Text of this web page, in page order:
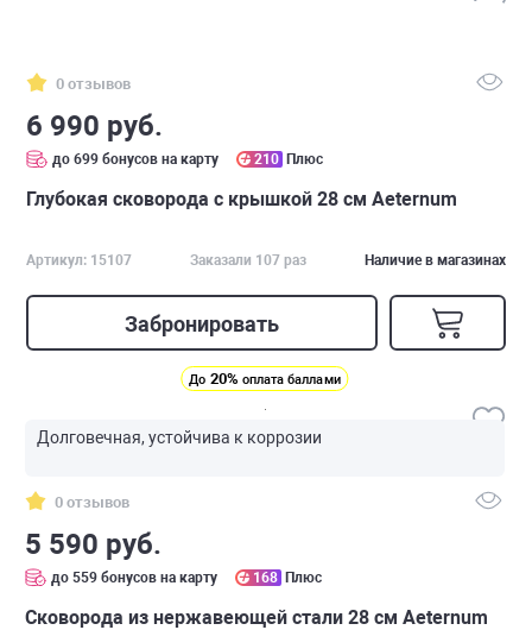
0 отзывов
6 990 руб.
до 699 бонусов на карту 210 Плюс
Глубокая сковорода с крышкой 28 см Аeternum
Артикул: 15107 Заказали 107 раз Наличие в магазинах
Забронировать
До 20% оплата баллами
Долговечная, устойчива к коррозии
0 отзывов
5 590 руб.
до 559 бонусов на карту 168 Плюс
Сковорода из нержавеющей стали 28 см Аeternum